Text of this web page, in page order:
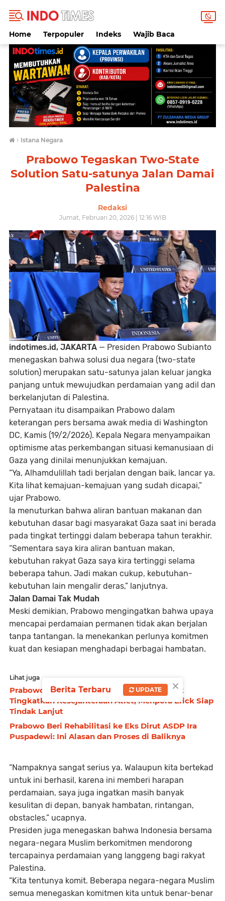
Home Terpopuler Indeks Wajib Baca
› Istana Negara
Prabowo Tegaskan Two-State
Solution Satu-satunya Jalan Damai
Palestina
Redaksi
Jumat, Februari 20, 2026 | 12:16 WIB
indotimes.id, JAKARTA — Presiden Prabowo Subianto
menegaskan bahwa solusi dua negara (two-state
solution) merupakan satu-satunya jalan keluar jangka
panjang untuk mewujudkan perdamaian yang adil dan
berkelanjutan di Palestina.
Pernyataan itu disampaikan Prabowo dalam
keterangan pers bersama awak media di Washington
DC, Kamis (19/2/2026). Kepala Negara menyampaikan
optimisme atas perkembangan situasi kemanusiaan di
Gaza yang dinilai menunjukkan kemajuan.
“Ya, Alhamdulillah tadi berjalan dengan baik, lancar ya.
Kita lihat kemajuan-kemajuan yang sudah dicapai,”
ujar Prabowo.
Ia menuturkan bahwa aliran bantuan makanan dan
kebutuhan dasar bagi masyarakat Gaza saat ini berada
pada tingkat tertinggi dalam beberapa tahun terakhir.
“Sementara saya kira aliran bantuan makan,
kebutuhan rakyat Gaza saya kira tertinggi selama
beberapa tahun. Jadi makan cukup, kebutuhan-
kebutuhan lain mengalir deras,” lanjutnya.
Jalan Damai Tak Mudah
Meski demikian, Prabowo mengingatkan bahwa upaya
mencapai perdamaian permanen tidak akan berjalan
tanpa tantangan. Ia menekankan perlunya komitmen
kuat dan kesiapan menghadapi berbagai hambatan.
Lihat juga
Prabowo Instruksikan 3 Agenda Besar untuk
Tingkatkan Kesejahteraan Atlet, Menpora Erick Siap
Tindak Lanjut
Prabowo Beri Rehabilitasi ke Eks Dirut ASDP Ira
Puspadewi: Ini Alasan dan Proses di Baliknya
“Nampaknya sangat serius ya. Walaupun kita bertekad
untuk ini berhasil, karena ini memberi harapan
perdamaian, saya juga ingatkan masih banyak
kesulitan di depan, banyak hambatan, rintangan,
obstacles,” ucapnya.
Presiden juga menegaskan bahwa Indonesia bersama
negara-negara Muslim berkomitmen mendorong
tercapainya perdamaian yang langgeng bagi rakyat
Palestina.
“Kita tentunya komit. Beberapa negara-negara Muslim
semua menegaskan komitmen kita untuk benar-benar
×
Berita Terbaru UPDATE